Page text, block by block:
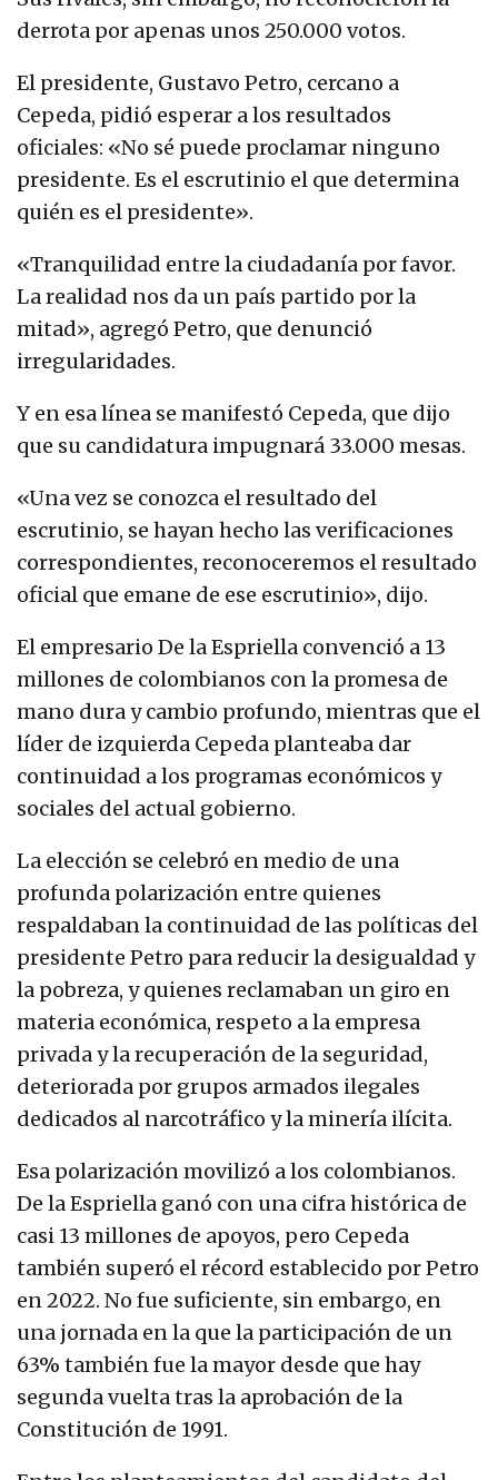
derrota por apenas unos 250.000 votos.
El presidente, Gustavo Petro, cercano a
Cepeda, pidió esperar a los resultados
oficiales: «No sé puede proclamar ninguno
presidente. Es el escrutinio el que determina
quién es el presidente».
«Tranquilidad entre la ciudadanía por favor.
La realidad nos da un país partido por la
mitad», agregó Petro, que denunció
irregularidades.
Y en esa línea se manifestó Cepeda, que dijo
que su candidatura impugnará 33.000 mesas.
«Una vez se conozca el resultado del
escrutinio, se hayan hecho las verificaciones
correspondientes, reconoceremos el resultado
oficial que emane de ese escrutinio», dijo.
El empresario De la Espriella convenció a 13
millones de colombianos con la promesa de
mano dura y cambio profundo, mientras que el
líder de izquierda Cepeda planteaba dar
continuidad a los programas económicos y
sociales del actual gobierno.
La elección se celebró en medio de una
profunda polarización entre quienes
respaldaban la continuidad de las políticas del
presidente Petro para reducir la desigualdad y
la pobreza, y quienes reclamaban un giro en
materia económica, respeto a la empresa
privada y la recuperación de la seguridad,
deteriorada por grupos armados ilegales
dedicados al narcotráfico y la minería ilícita.
Esa polarización movilizó a los colombianos.
De la Espriella ganó con una cifra histórica de
casi 13 millones de apoyos, pero Cepeda
también superó el récord establecido por Petro
en 2022. No fue suficiente, sin embargo, en
una jornada en la que la participación de un
63% también fue la mayor desde que hay
segunda vuelta tras la aprobación de la
Constitución de 1991.